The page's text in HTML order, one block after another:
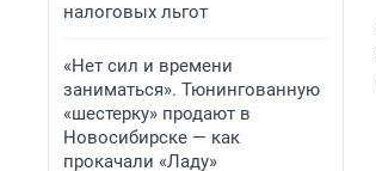
налоговых льгот
«Нет сил и времени
заниматься». Тюнингованную
«шестерку» продают в
Новосибирске — как
прокачали «Ладу»